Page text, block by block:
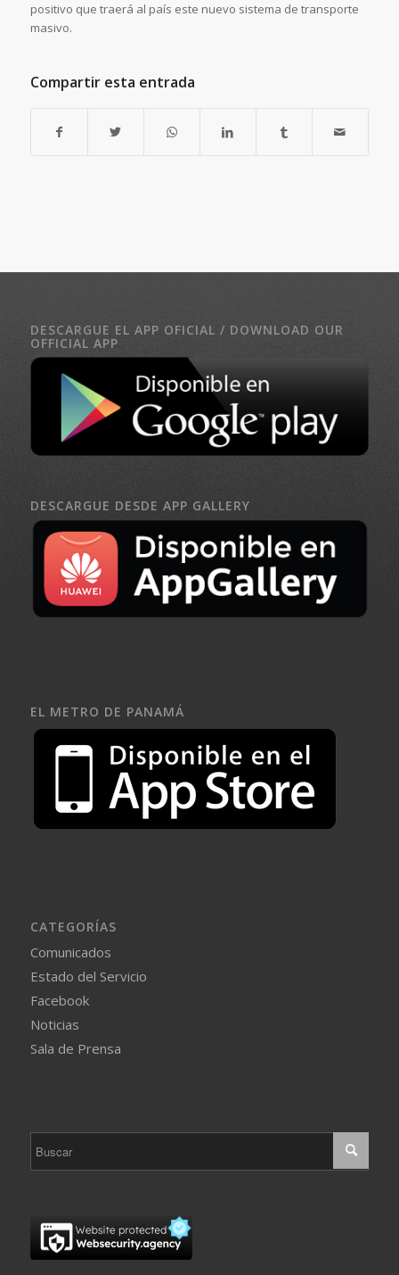
positivo que traerá al país este nuevo sistema de transporte
masivo.
Compartir esta entrada
DESCARGUE EL APP OFICIAL / DOWNLOAD OUR
OFFICIAL APP
DESCARGUE DESDE APP GALLERY
EL METRO DE PANAMÁ
CATEGORÍAS
Comunicados
Estado del Servicio
Facebook
Noticias
Sala de Prensa